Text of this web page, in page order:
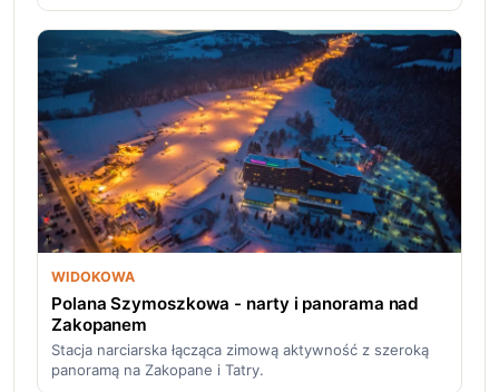
WIDOKOWA
Polana Szymoszkowa - narty i panorama nad
Zakopanem
Stacja narciarska łącząca zimową aktywność z szeroką
panoramą na Zakopane i Tatry.